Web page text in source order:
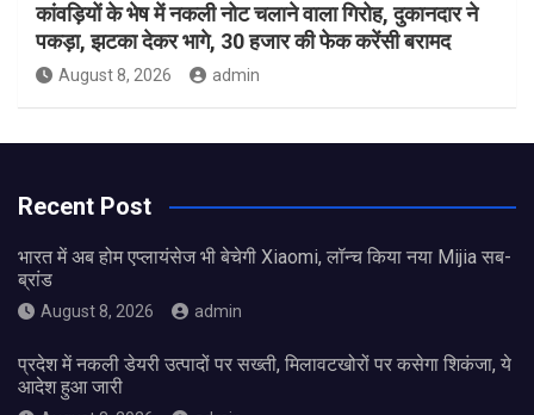
कांवड़ियों के भेष में नकली नोट चलाने वाला गिरोह, दुकानदार ने
पकड़ा, झटका देकर भागे, 30 हजार की फेक करेंसी बरामद
August 8, 2026 admin
Recent Post
भारत में अब होम एप्लायंसेज भी बेचेगी Xiaomi, लॉन्च किया नया Mijia सब-
ब्रांड
August 8, 2026 admin
प्रदेश में नकली डेयरी उत्पादों पर सख्ती, मिलावटखोरों पर कसेगा शिकंजा, ये
आदेश हुआ जारी